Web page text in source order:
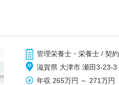
管理栄養士・栄養士 / 契
滋賀県 大津市 瀬田3-23-3
年収 265万円 ～ 271万円